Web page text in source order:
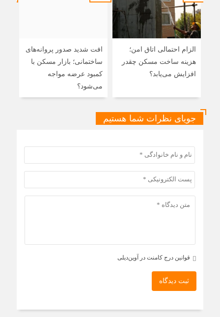
الزام احتمالی اتاق امن؛
هزینه ساخت مسکن چقدر
افزایش می‌یابد؟
افت شدید صدور پروانه‌های
ساختمانی؛ بازار مسکن با
کمبود عرضه مواجه
می‌شود؟
جویای نظرات شما هستیم
قوانین درج کامنت در آوین‌دیلی
ثبت دیدگاه